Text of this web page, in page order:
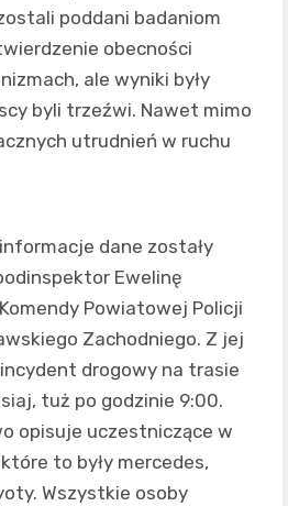
poddani badaniom
obecności
ale wyniki były
byli trzeźwi. Nawet mimo
utrudnień w ruchu
dane zostały
Ewelinę
Powiatowej Policji
Zachodniego. Z jej
drogowy na trasie
tuż po godzinie 9:00.
opisuje uczestniczące w
to były mercedes,
Wszystkie osoby